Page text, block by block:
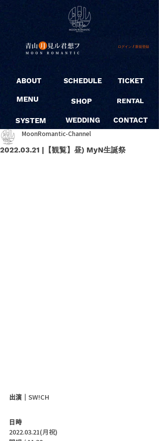
ログイン / 新規登録
ABOUT
MENU
SYSTEM
SCHEDULE
SHOP
WEDDING
TICKET
RENTAL
CONTACT
2022.03.21 |【観覧】昼) MyN生誕祭
MoonRomantic-Channel
出演｜ SW!CH
日時
2022.03.21(月祝)